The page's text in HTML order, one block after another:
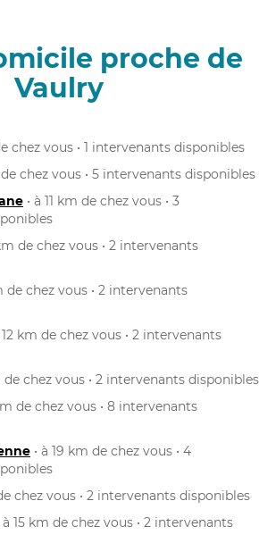
proche de
Vaulry
chez vous • 1 intervenants disponibles
de chez vous • 5 intervenants disponibles
• à 11 km de chez vous • 3
de chez vous • 2 intervenants
de chez vous • 2 intervenants
12 km de chez vous • 2 intervenants
de chez vous • 2 intervenants disponibles
de chez vous • 8 intervenants
• à 19 km de chez vous • 4
chez vous • 2 intervenants disponibles
à 15 km de chez vous • 2 intervenants